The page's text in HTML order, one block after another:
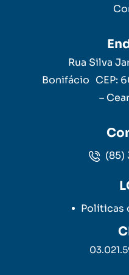
Rua Silva
Bonifácio CEP:
–
(85)
Políticas